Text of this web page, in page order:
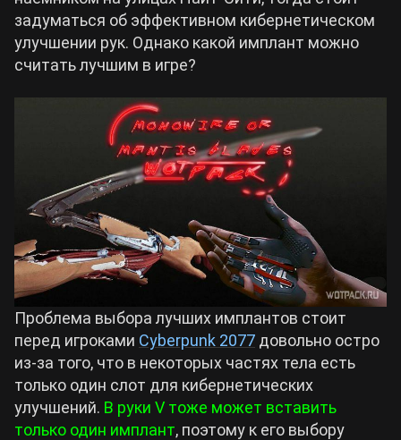
Crimson Desert
Zenless Zone Zero
Kingdom Come: Deliverance 2
Path of Exile 2
Wuthering Waves
Roblox
Hogwarts Legacy
Билды Arknights: Endfield
Билды Wuthering Waves
Билды Cyberpunk 2077
Билды Path of Exile 2
задуматься об эффективном кибернетическом
улучшении рук. Однако какой имплант можно
считать лучшим в игре?
Проблема выбора лучших имплантов стоит
перед игроками Cyberpunk 2077 довольно остро
из-за того, что в некоторых частях тела есть
только один слот для кибернетических
улучшений. В руки V тоже может вставить
только один имплант, поэтому к его выбору